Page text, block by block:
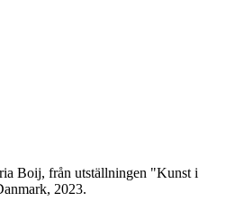
Boij, från utställningen "Kunst i
2023.